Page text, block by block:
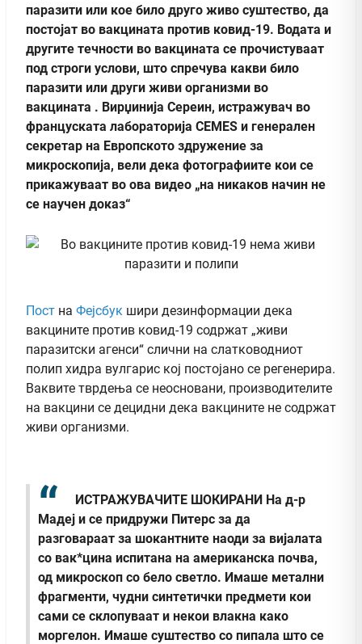
паразити или кое било друго живо суштество, да
постојат во вакцината против ковид-19. Водата и
другите течности во вакцината се прочистуваат
под строги услови, што спречува какви било
паразити или други живи организми во
вакцината . Вирџинија Сереин, истражувач во
француската лабораторија CEMES и генерален
секретар на Европското здружение за
микроскопија, вели дека фотографиите кои се
прикажуваат во ова видео „на никаков начин не
се научен доказ“
Пост на Фејсбук шири дезинформации дека
вакцините против ковид-19 содржат „живи
паразитски агенси“ слични на слатководниот
полип хидра вулгарис кој постојано се регенерира.
Ваквите тврдења се неосновани, производителите
на вакцини се децидни дека вакцините не содржат
живи организми.
ИСТРАЖУВАЧИТЕ ШОКИРАНИ На д-р
Мадеј и се придружи Питерс за да
разговараат за шокантните наоди за вијалата
со вак*цина испитана на американска почва,
од микроскоп со бело светло. Имаше метални
фрагменти, чудни синтетички предмети кои
сами се склопуваат и некои влакна како
моргелон. Имаше суштество со пипала што се